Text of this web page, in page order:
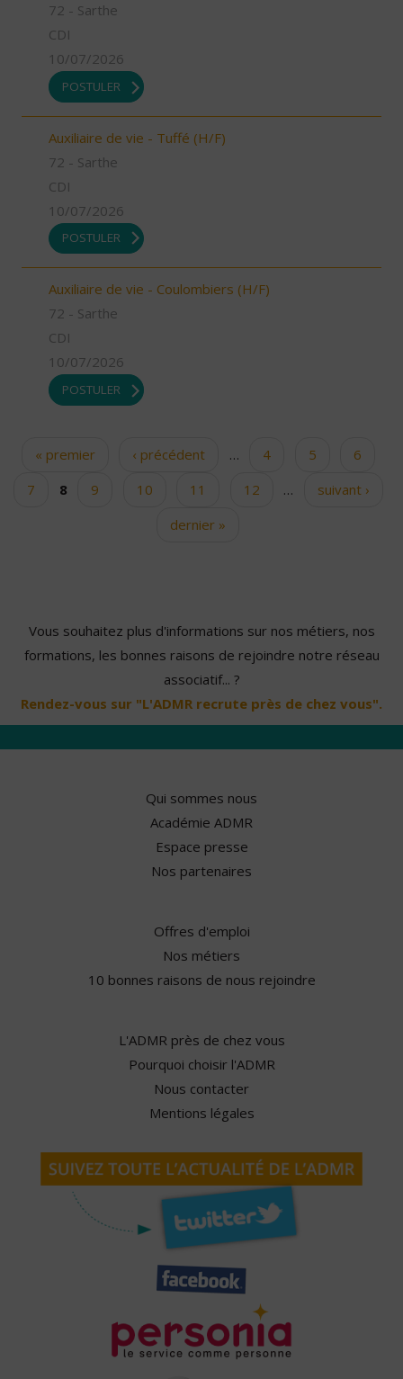
72 - Sarthe
CDI
10/07/2026
POSTULER
Auxiliaire de vie - Tuffé (H/F)
72 - Sarthe
CDI
10/07/2026
POSTULER
Auxiliaire de vie - Coulombiers (H/F)
72 - Sarthe
CDI
10/07/2026
POSTULER
Pages« premier ‹ précédent … 4 5
6
7
8 9 10 11 12 …
suivant ›
dernier »
Vous souhaitez plus d'informations sur nos métiers, nos
formations, les bonnes raisons de rejoindre notre réseau
associatif... ?
Rendez-vous sur "L'ADMR recrute près de chez vous".
Qui sommes nous
Académie ADMR
Espace presse
Nos partenaires
Offres d'emploi
Nos métiers
10 bonnes raisons de nous rejoindre
L'ADMR près de chez vous
Pourquoi choisir l'ADMR
Nous contacter
Mentions légales